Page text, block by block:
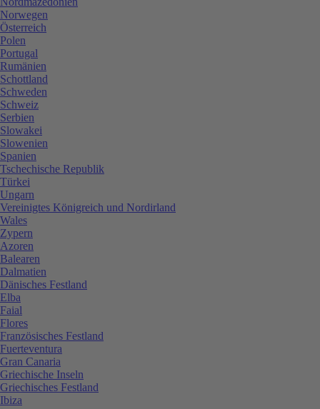
Norwegen
Österreich
Polen
Portugal
Rumänien
Schottland
Schweden
Schweiz
Serbien
Slowakei
Slowenien
Spanien
Tschechische Republik
Türkei
Ungarn
Vereinigtes Königreich und Nordirland
Wales
Zypern
Azoren
Balearen
Dalmatien
Dänisches Festland
Elba
Faial
Flores
Französisches Festland
Fuerteventura
Gran Canaria
Griechische Inseln
Griechisches Festland
Ibiza